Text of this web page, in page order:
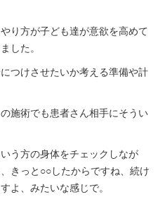
り方が子ども達が意欲を高めて
した。
つけさせたいか考える準備や計
施術でも患者さん相手にそうい
う方の身体をチェックしなが
きっと○○したからですね、続け
よ、みたいな感じで。